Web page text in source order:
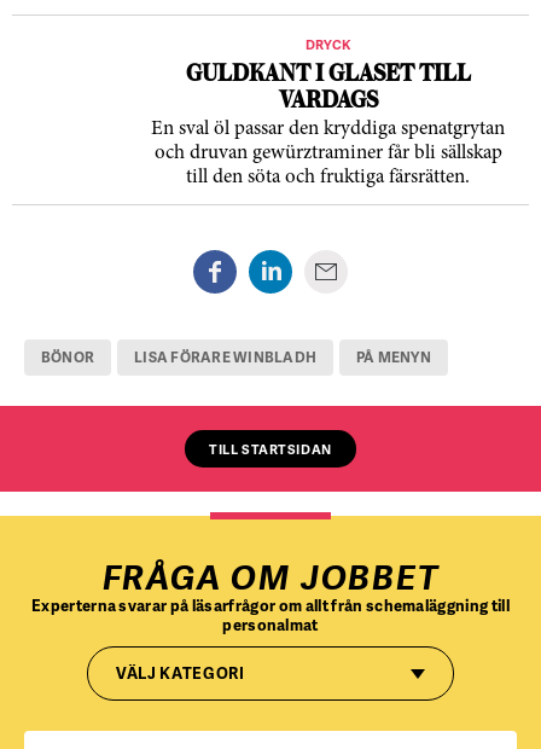
DRYCK
GULDKANT I GLASET TILL
VARDAGS
En sval öl passar den kryddiga spenatgrytan
och druvan gewürztraminer får bli sällskap
till den söta och fruktiga färsrätten.
BÖNOR LISA FÖRARE WINBLADH PÅ MENYN
TILL STARTSIDAN
FRÅGA OM JOBBET
Experterna svarar på läsarfrågor om allt från schemaläggning till
personalmat
VÄLJ KATEGORI